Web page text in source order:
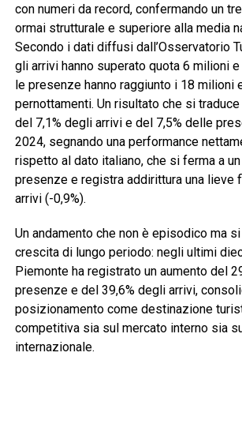
con numeri da record, confermando un
ormai strutturale e superiore alla media
Secondo i dati diffusi dall’Osservatorio
gli arrivi hanno superato quota 6 milioni
le presenze hanno raggiunto i 18 milioni
pernottamenti. Un risultato che si
del 7,1% degli arrivi e del 7,5% delle
2024, segnando una performance
rispetto al dato italiano, che si ferma a
presenze e registra addirittura una lieve
arrivi (-0,9%).
Un andamento che non è episodico ma
crescita di lungo periodo: negli ultimi
Piemonte ha registrato un aumento del
presenze e del 39,6% degli arrivi,
posizionamento come destinazione
competitiva sia sul mercato interno sia
internazionale.